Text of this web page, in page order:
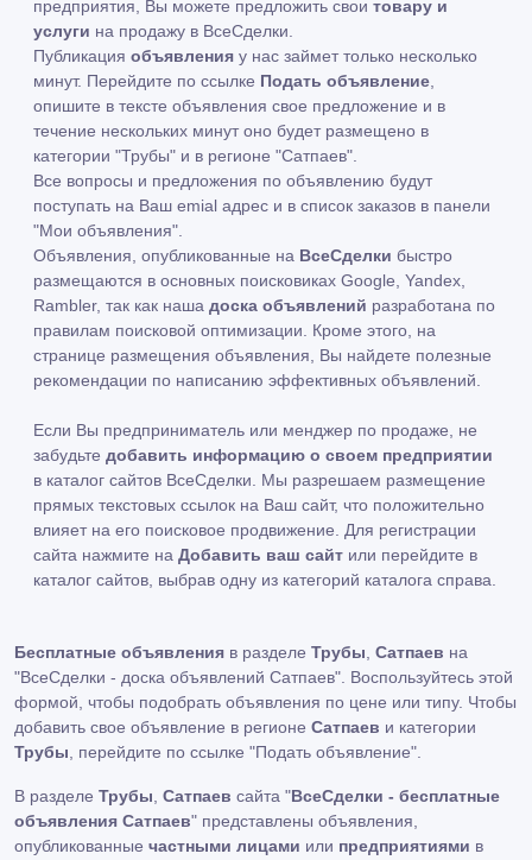
предприятия, Вы можете предложить свои товару и
услуги на продажу в ВсеСделки.
Публикация объявления у нас займет только несколько
минут. Перейдите по ссылке Подать объявление
опишите в тексте объявления свое предложение и в
течение нескольких минут оно будет размещено в
категории "Трубы" и в регионе "Сатпаев".
Все вопросы и предложения по объявлению будут
поступать на Ваш emial адрес и в список заказов в панели
"Мои объявления".
Объявления, опубликованные на ВсеСделки быстро
размещаются в основных поисковиках Google, Yandex,
Rambler, так как наша доска объявлений разработана по
правилам поисковой оптимизации. Кроме этого, на
странице размещения объявления, Вы найдете полезные
рекомендации по написанию эффективных объявлений.
Если Вы предприниматель или менджер по продаже, не
забудьте добавить информацию о своем предприятии
в каталог сайтов ВсеСделки. Мы разрешаем размещение
прямых текстовых ссылок на Ваш сайт, что положительно
влияет на его поисковое продвижение. Для регистрации
сайта нажмите на Добавить ваш сайт или перейдите в
каталог сайтов, выбрав одну из категорий каталога справа.
Бесплатные объявления в разделе Трубы Сатпаев на
"ВсеСделки - доска объявлений Сатпаев". Воспользуйтесь этой
формой, чтобы подобрать объявления по цене или типу. Чтобы
добавить свое объявление в регионе Сатпаев и категории
Трубы , перейдите по ссылке "Подать объявление"
В разделе Трубы Сатпаев сайта "ВсеСделки - бесплатные
объявления Сатпаев" представлены объявления,
опубликованные частными лицами или предприятиями в